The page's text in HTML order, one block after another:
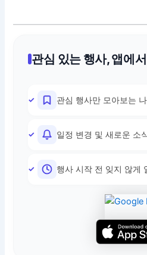
관심 있는 행사, 앱에
관심 행사만 모아보는
일정 변경 및 새로운 소
행사 시작 전 잊지 않게